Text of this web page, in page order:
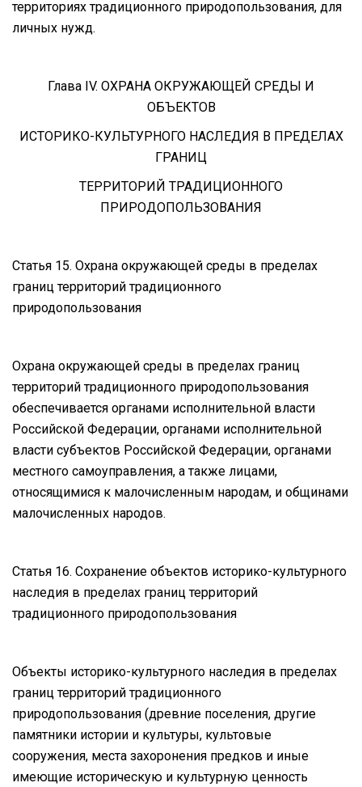
территориях традиционного природопользования, для
личных нужд.
Глава IV. ОХРАНА ОКРУЖАЮЩЕЙ СРЕДЫ И
ОБЪЕКТОВ
ИСТОРИКО-КУЛЬТУРНОГО НАСЛЕДИЯ В ПРЕДЕЛАХ
ГРАНИЦ
ТЕРРИТОРИЙ ТРАДИЦИОННОГО
ПРИРОДОПОЛЬЗОВАНИЯ
Статья 15. Охрана окружающей среды в пределах
границ территорий традиционного
природопользования
Охрана окружающей среды в пределах границ
территорий традиционного природопользования
обеспечивается органами исполнительной власти
Российской Федерации, органами исполнительной
власти субъектов Российской Федерации, органами
местного самоуправления, а также лицами,
относящимися к малочисленным народам, и общинами
малочисленных народов.
Статья 16. Сохранение объектов историко-культурного
наследия в пределах границ территорий
традиционного природопользования
Объекты историко-культурного наследия в пределах
границ территорий традиционного
природопользования (древние поселения, другие
памятники истории и культуры, культовые
сооружения, места захоронения предков и иные
имеющие историческую и культурную ценность